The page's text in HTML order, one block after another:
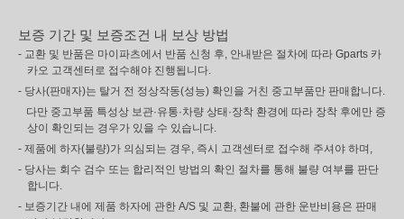
보증 기간 및 보증조건 내 보상 방법
- 교환 및 반품은 마이파츠에서 반품 신청 후, 안내받은 절차에 따라 Gparts 카
카오 고객센터로 접수해야 진행됩니다.
- 당사(판매자)는 탈거 전 정상작동(성능) 확인을 거친 중고부품만 판매합니다.
다만 중고부품 특성상 보관·유통·차량 상태·장착 환경에 따라 장착 후에만 증
상이 확인되는 경우가 있을 수 있습니다.
- 제품에 하자(불량)가 의심되는 경우, 즉시 고객센터로 접수해 주셔야 하며,
- 당사는 회수 검수 또는 합리적인 방법의 확인 절차를 통해 불량 여부를 판단
합니다.
- 보증기간 내에 제품 하자에 관한 A/S 및 교환, 환불에 관한 운반비용은 판매